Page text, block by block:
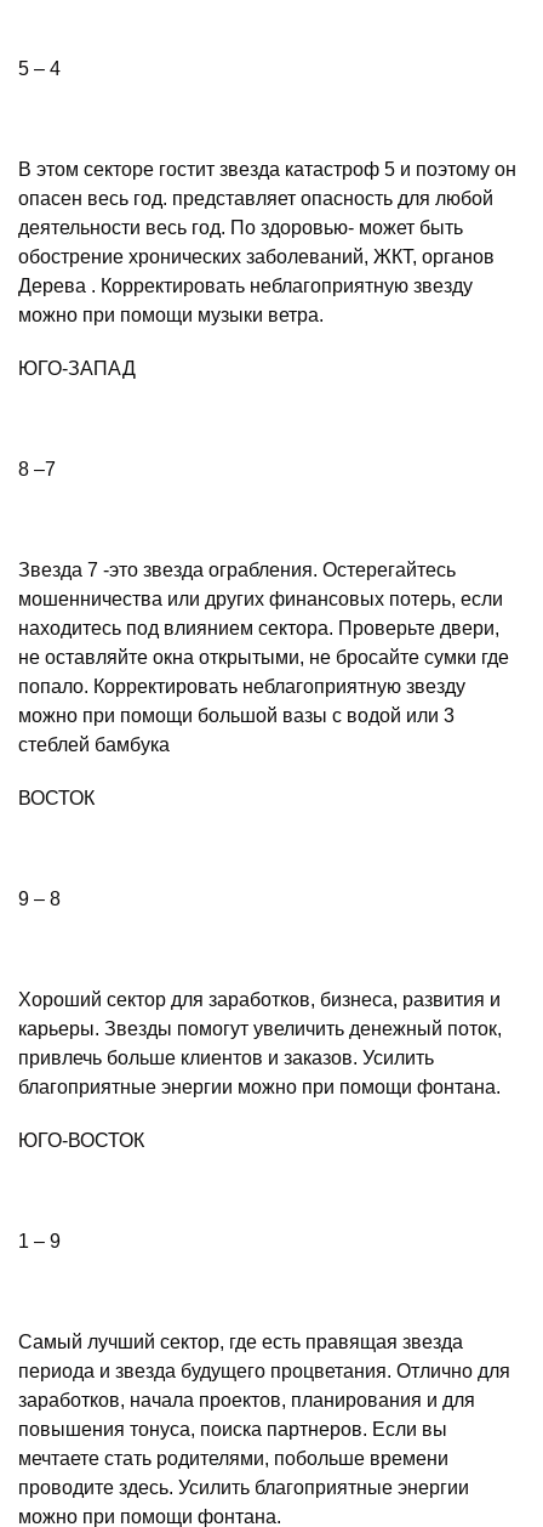
5 – 4
В этом секторе гостит звезда катастроф 5 и поэтому он
опасен весь год. представляет опасность для любой
деятельности весь год. По здоровью- может быть
обострение хронических заболеваний, ЖКТ, органов
Дерева . Корректировать неблагоприятную звезду
можно при помощи музыки ветра.
ЮГО-ЗАПАД
8 –7
Звезда 7 -это звезда ограбления. Остерегайтесь
мошенничества или других финансовых потерь, если
находитесь под влиянием сектора. Проверьте двери,
не оставляйте окна открытыми, не бросайте сумки где
попало. Корректировать неблагоприятную звезду
можно при помощи большой вазы с водой или 3
стеблей бамбука
ВОСТОК
9 – 8
Хороший сектор для заработков, бизнеса, развития и
карьеры. Звезды помогут увеличить денежный поток,
привлечь больше клиентов и заказов. Усилить
благоприятные энергии можно при помощи фонтана.
ЮГО-ВОСТОК
1 – 9
Самый лучший сектор, где есть правящая звезда
периода и звезда будущего процветания. Отлично для
заработков, начала проектов, планирования и для
повышения тонуса, поиска партнеров. Если вы
мечтаете стать родителями, побольше времени
проводите здесь. Усилить благоприятные энергии
можно при помощи фонтана.